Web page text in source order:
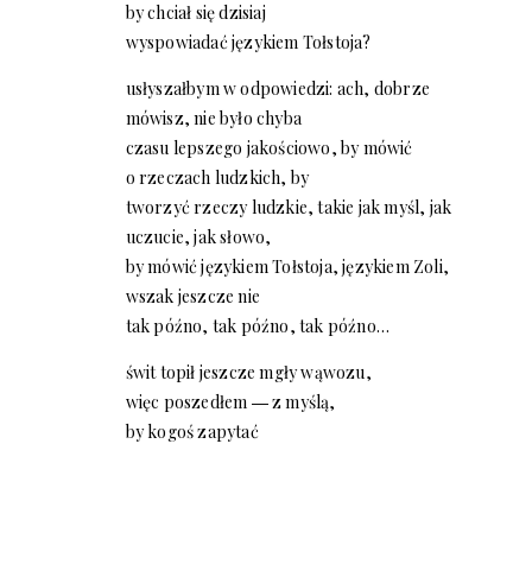
by chciał się dzisiaj
wyspowiadać językiem Tołstoja?
usłyszałbym w odpowiedzi: ach, dobrze
mówisz, nie było chyba
czasu lepszego jakościowo, by mówić
o rzeczach ludzkich, by
tworzyć rzeczy ludzkie, takie jak myśl, jak
uczucie, jak słowo,
by mówić językiem Tołstoja, językiem Zoli,
wszak jeszcze nie
tak późno, tak późno, tak późno…
świt topił jeszcze mgły wąwozu,
więc poszedłem ― z myślą,
by kogoś zapytać